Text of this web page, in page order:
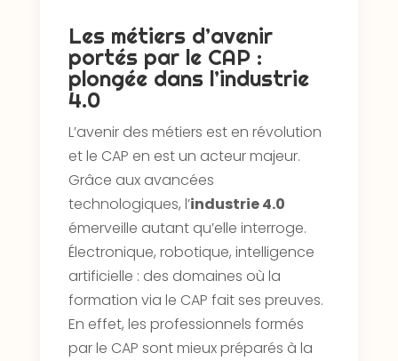
Les métiers d’avenir
portés par le CAP :
plongée dans l’industrie
4.0
L’avenir des métiers est en révolution
et le CAP en est un acteur majeur.
Grâce aux avancées
technologiques, l’industrie 4.0
émerveille autant qu’elle interroge.
Électronique, robotique, intelligence
artificielle : des domaines où la
formation via le CAP fait ses preuves.
En effet, les professionnels formés
par le CAP sont mieux préparés à la